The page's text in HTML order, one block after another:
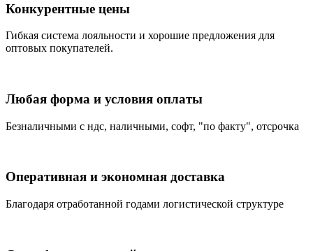
Конкурентные цены
Гибкая система лояльности и хорошие предложения для
оптовых покупателей.
Любая форма и условия оплаты
Безналичными с ндс, наличными, софт, "по факту", отсрочка
Оперативная и экономная доставка
Благодаря отработанной годами логистической структуре